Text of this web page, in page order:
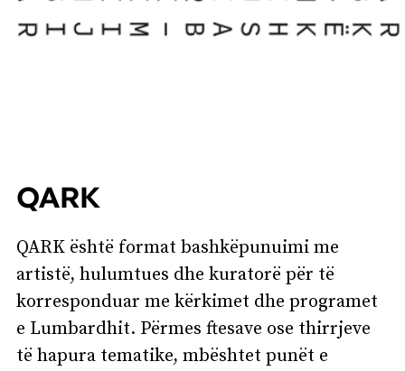
QARK
QARK është format bashkëpunuimi me
artistë, hulumtues dhe kuratorë për të
korresponduar me kërkimet dhe programet
e Lumbardhit. Përmes ftesave ose thirrjeve
të hapura tematike, mbështet punët e